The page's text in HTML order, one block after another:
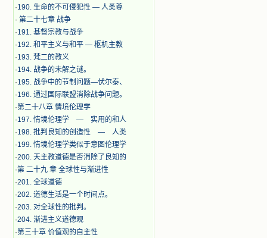
·190. 生命的不可侵犯性 — 人类尊
· 第二十七章 战争
·191. 基督宗教与战争
·192. 和平主义与和平 — 枢机主教
·193. 梵二的教义
·194. 战争的未解之谜。
·195. 战争中的节制问题—伏尔泰、
·196. 通过国际联盟消除战争问题。
·第二十八章 情境伦理学
·197. 情境伦理学 — 实用的和人
·198. 批判良知的创造性 — 人类
·199. 情境伦理学类似于意图伦理学
·200. 天主教道德是否消除了良知的
·第 二十九 章 全球性与渐进性
·201. 全球道德
·202. 道德生活是一个时间点。
·203. 对全球性的批判。
·204. 渐进主义道德观
·第三十章 价值观的自主性